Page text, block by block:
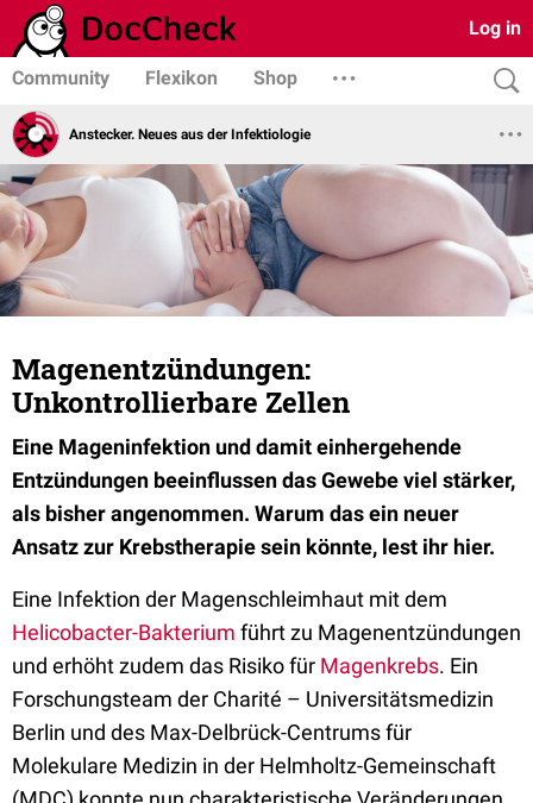
Log in
Community Flexikon Shop
Anstecker. Neues aus der Infektiologie
Magenentzündungen:
Unkontrollierbare Zellen
Eine Mageninfektion und damit einhergehende
Entzündungen beeinflussen das Gewebe viel stärker,
als bisher angenommen. Warum das ein neuer
Ansatz zur Krebstherapie sein könnte, lest ihr hier.
Eine Infektion der Magenschleimhaut mit dem
Helicobacter-Bakterium führt zu Magenentzündungen
und erhöht zudem das Risiko für Magenkrebs. Ein
Forschungsteam der Charité – Universitätsmedizin
Berlin und des Max-Delbrück-Centrums für
Molekulare Medizin in der Helmholtz-Gemeinschaft